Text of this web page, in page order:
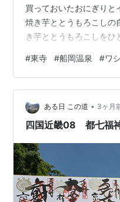
買っておいたおにぎりと
焼き芋ととうもろこしの
き芋ととうもろこしをひ
岡温泉という銭湯にゆき
からなのでそのまえに京
た。 東寺で金堂と講堂
める。１５００円×２。
の立体曼荼羅と金堂の薬
#東寺 #船岡温泉 #ワ
ある日 この道 • 3ヶ月
四国近畿08 都七福